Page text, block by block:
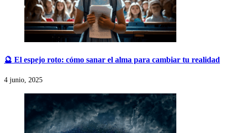
🔮 El espejo roto: cómo sanar el alma para cambiar tu realidad
4 junio, 2025